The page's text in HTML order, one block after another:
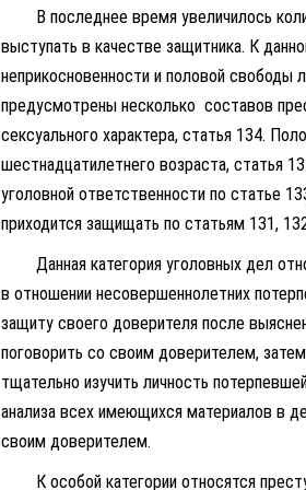
В последнее время увеличилось
выступать в качестве защитника. К
неприкосновенности и половой свободы
предусмотрены несколько составов
сексуального характера, статья 134.
шестнадцатилетнего возраста, статья
уголовной ответственности по статье
приходится защищать по статьям 131,
Данная категория уголовных дел
в отношении несовершеннолетних
защиту своего доверителя после
поговорить со своим доверителем,
тщательно изучить личность
анализа всех имеющихся материалов в
своим доверителем.
К особой категории относятся